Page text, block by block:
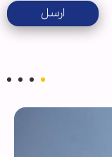
ارسل